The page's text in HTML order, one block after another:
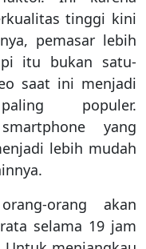
tinggi kini
pemasar lebih
itu bukan satu-
saat ini menjadi
populer.
yang
lebih mudah
orang akan
selama 19 jam